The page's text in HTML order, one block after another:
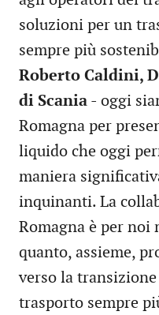
soluzioni per un
sempre più
Roberto Caldini,
di Scania - oggi
Romagna per
liquido che oggi
maniera
inquinanti. La
Romagna è per
quanto, assieme,
verso la
trasporto sempre